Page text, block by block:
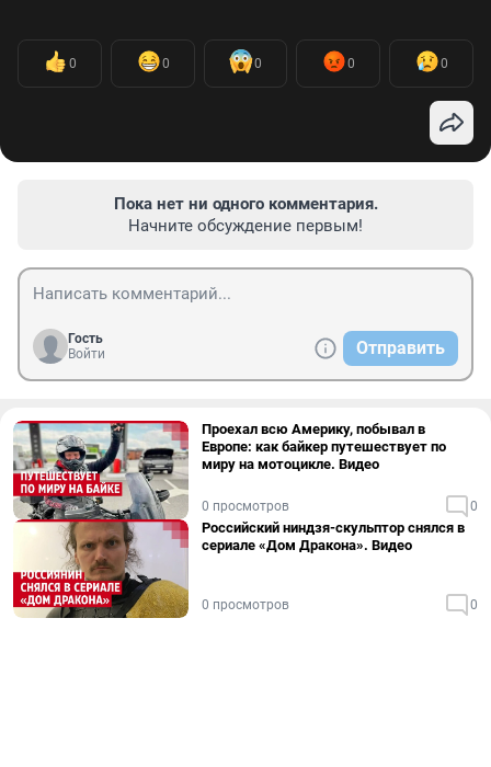
0 0 0 0 0
Пока нет ни одного комментария.
Начните обсуждение первым!
Гость
Войти
Отправить
Проехал всю Америку, побывал в
Европе: как байкер путешествует по
миру на мотоцикле. Видео
0 просмотров 0
Российский ниндзя-скульптор снялся в
сериале «Дом Дракона». Видео
0 просмотров 0